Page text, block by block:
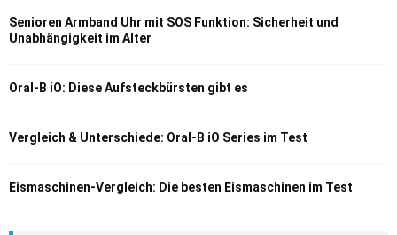
Senioren Armband Uhr mit SOS Funktion: Sicherheit und
Unabhängigkeit im Alter
Oral-B iO: Diese Aufsteckbürsten gibt es
Vergleich & Unterschiede: Oral-B iO Series im Test
Eismaschinen-Vergleich: Die besten Eismaschinen im Test